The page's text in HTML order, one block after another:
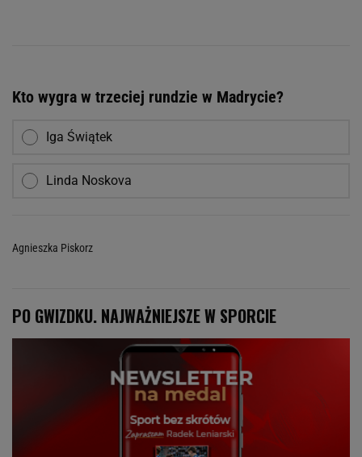
Kto wygra w trzeciej rundzie w Madrycie?
Iga Świątek
Linda Noskova
Agnieszka Piskorz